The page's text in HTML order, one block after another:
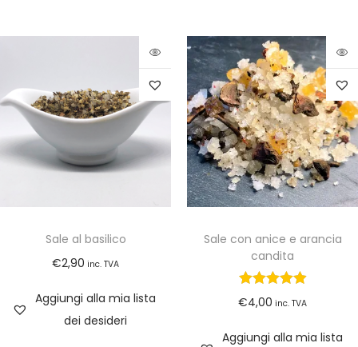
Sale al basilico
€2,90 inc. TVA
Aggiungi alla mia lista
dei desideri
Sale con anice e arancia
candita
€4,00 inc. TVA
Aggiungi alla mia lista